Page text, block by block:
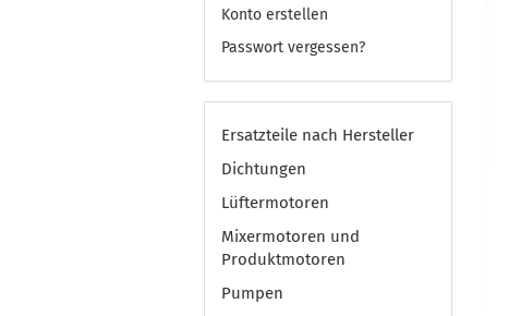
Konto erstellen
Passwort vergessen?
Ersatzteile nach Hersteller
Dichtungen
Lüftermotoren
Mixermotoren und
Produktmotoren
Pumpen